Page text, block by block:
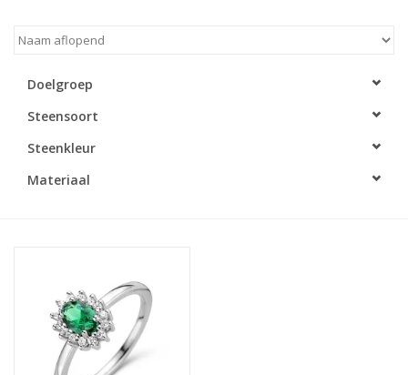
Cadeaukaarten
Doelgroep
Steensoort
Steenkleur
Materiaal